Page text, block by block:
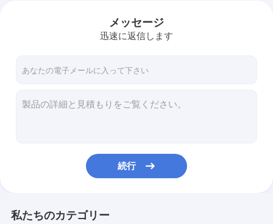
パネルレベルパッケージング 製品構造
ファンアウトパネルレベルパッケージング
メッセージ
迅速に返信します
続行
私たちのカテゴリー